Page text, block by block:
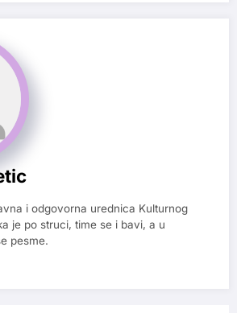
i odgovorna urednica Kulturnog
je po struci, time se i bavi, a u
pesme.